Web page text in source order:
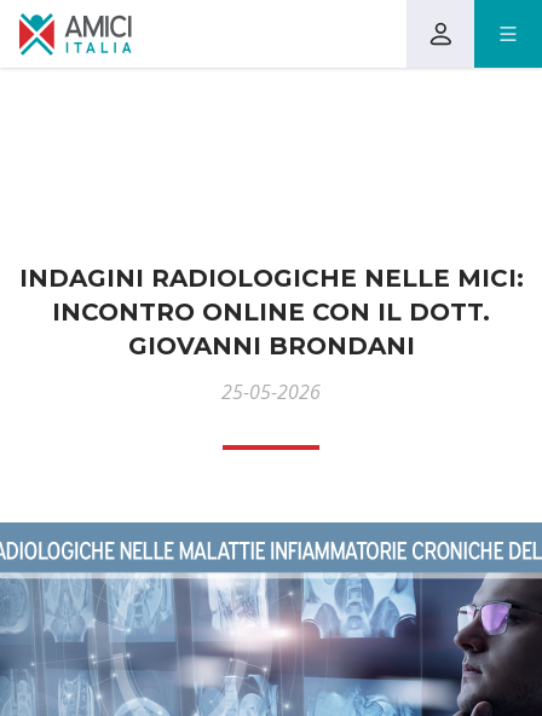
INDAGINI RADIOLOGICHE NELLE MICI:
INCONTRO ONLINE CON IL DOTT.
GIOVANNI BRONDANI
25-05-2026